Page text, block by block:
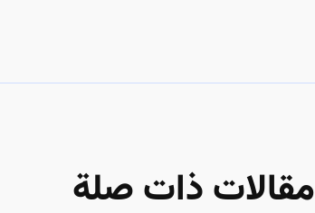
مقالات ذات صلة